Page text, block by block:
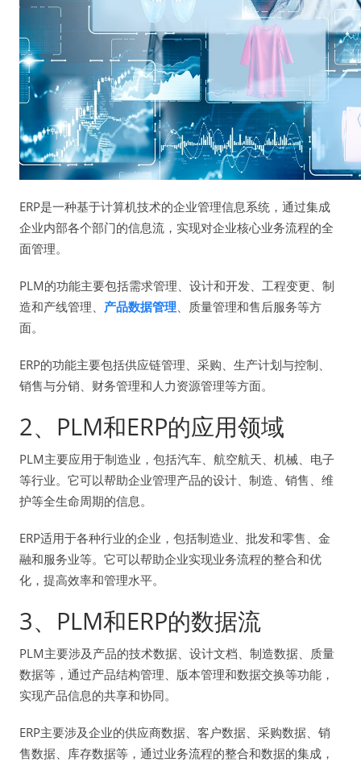
ERP是一种基于计算机技术的企业管理信息系统，通过集成
企业内部各个部门的信息流，实现对企业核心业务流程的全
面管理。
PLM的功能主要包括需求管理、设计和开发、工程变更、制
造和产线管理、 产品数据管理、质量管理和售后服务等方
面。
ERP的功能主要包括供应链管理、采购、生产计划与控制、
销售与分销、财务管理和人力资源管理等方面。
2、PLM和ERP的应用领域
PLM主要应用于制造业，包括汽车、航空航天、机械、电子
等行业。它可以帮助企业管理产品的设计、制造、销售、维
护等全生命周期的信息。
ERP适用于各种行业的企业，包括制造业、批发和零售、金
融和服务业等。它可以帮助企业实现业务流程的整合和优
化，提高效率和管理水平。
3、PLM和ERP的数据流
PLM主要涉及产品的技术数据、设计文档、制造数据、质量
数据等，通过产品结构管理、版本管理和数据交换等功能，
实现产品信息的共享和协同。
ERP主要涉及企业的供应商数据、客户数据、采购数据、销
售数据、库存数据等，通过业务流程的整合和数据的集成，